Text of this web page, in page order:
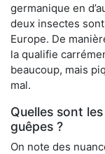
germanique en
deux insectes
Europe. De
la qualifie
beaucoup, mais
mal.
Quelles sont
guêpes ?
On note des